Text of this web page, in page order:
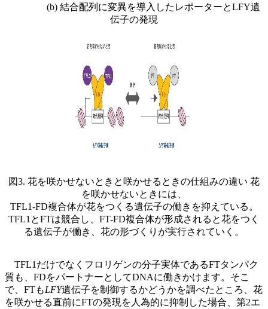
(b) 結合配列に変異を導入したレポーターとLFY遺
伝子の発現
図3. 花を咲かせないときと咲かせるときの仕組みの違い 花
を咲かせないときには、
TFL1-FD複合体が花をつくる遺伝子の働きを抑えている。
TFL1とFTは競合し、FT-FD複合体が形成されると花をつく
る遺伝子が働き、花の形づくりが実行されていく。
TFL1だけでなくフロリゲンの分子実体であるFTタンパク
質も、FDをパートナーとしてDNAに働きかけます。そこ
で、FTもLFY遺伝子を制御するかどうかを調べたところ、花
を咲かせる直前にFTの発現を人為的に抑制した場合、第2エ